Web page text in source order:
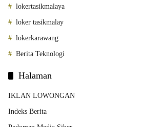
lokertasikmalaya
loker tasikmalay
lokerkarawang
Berita Teknologi
Halaman
IKLAN LOWONGAN
Indeks Berita